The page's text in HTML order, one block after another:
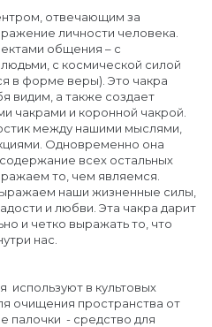
отвечающим за
личности человека.
общения – с
с космической силой
в форме веры). Это чакра
видим, а также создает
чакрами и коронной чакрой.
между нашими мыслями,
Одновременно она
всех остальных
то, чем являемся.
наши жизненные силы,
и любви. Эта чакра дарит
и четко выражать то, что
нас.
используют в культовых
очищения пространства от
палочки - средство для